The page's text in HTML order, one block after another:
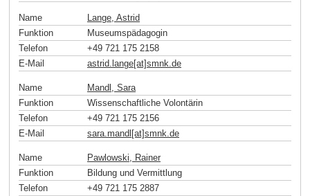
Name
Lange, Astrid
Funktion
Museumspädagogin
Telefon
+49 721 175 2158
E-Mail
astrid.lange[at]smnk.de
Name
Mandl, Sara
Funktion
Wissenschaftliche Volontärin
Telefon
+49 721 175 2156
E-Mail
sara.mandl[at]smnk.de
Name
Pawlowski, Rainer
Funktion
Bildung und Vermittlung
Telefon
+49 721 175 2887